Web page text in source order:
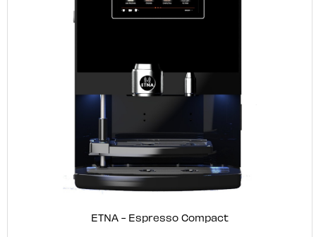
ETNA - Espresso Compact